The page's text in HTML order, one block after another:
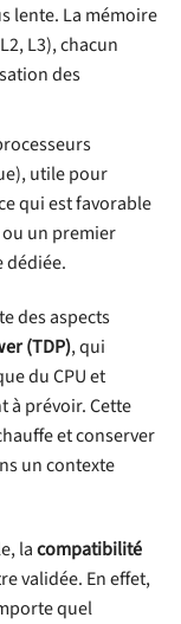
lente. La mémoire
L3), chacun
des
utile pour
qui est favorable
un premier
dédiée.
des aspects
(TDP), qui
du CPU et
à prévoir. Cette
et conserver
un contexte
lacompatibilité
validée. En effet,
quel